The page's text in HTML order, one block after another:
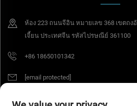
ห้อง 223 ถนนจีอิน หมายเลข 368 เขตถ
เจี้ยน ประเทศจีน รหัสไปรษณีย์ 361100
+86 18650101342
[email protected]